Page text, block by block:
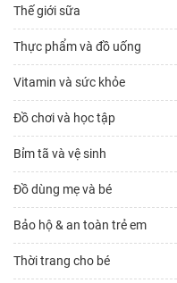
bé.
Thế giới sữa
Thực phẩm và đồ uống
Vitamin và sức khỏe
Đồ chơi và học tập
Bỉm tã và vệ sinh
Đồ dùng mẹ và bé
Bảo hộ & an toàn trẻ em
Thời trang cho bé